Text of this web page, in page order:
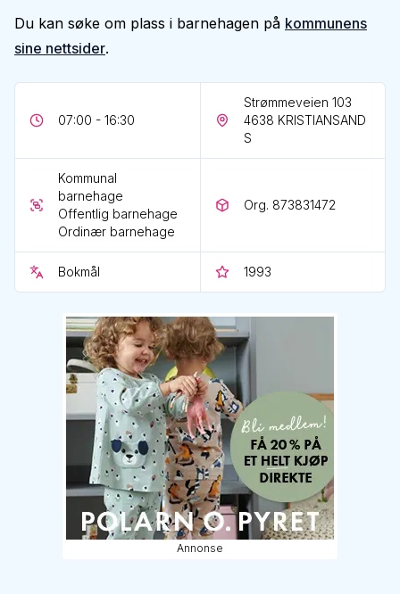
Du kan søke om plass i barnehagen på kommunens
sine nettsider.
07:00 - 16:30
Strømmeveien 103
4638 KRISTIANSAND
S
Kommunal
barnehage
Offentlig barnehage
Ordinær barnehage
Org. 873831472
Bokmål 1993
Annonse